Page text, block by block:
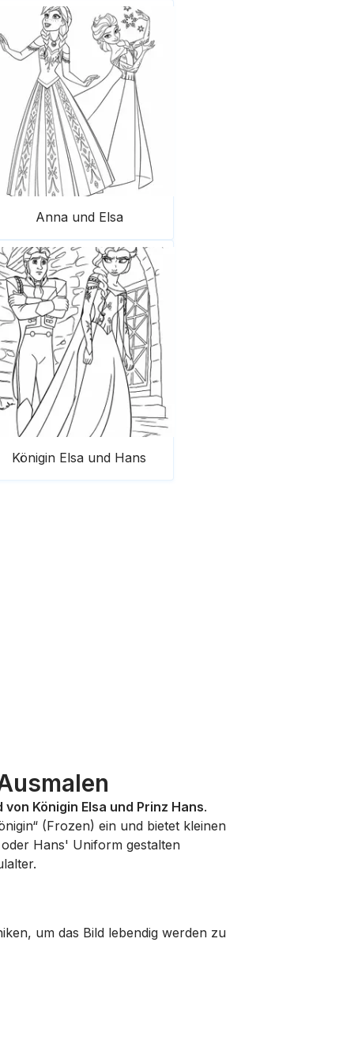
Anna und Elsa
Königin Elsa und Hans
von Königin Elsa und Prinz Hans.
(Frozen) ein und bietet kleinen
Hans' Uniform gestalten
um das Bild lebendig werden zu